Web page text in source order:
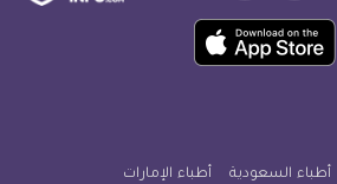
ميديكال
انفو
ميديكال
انفو
ميديكال
انفو
حمل
تطبيق
معلومة
أطباء السعودية أطباء الإمارات